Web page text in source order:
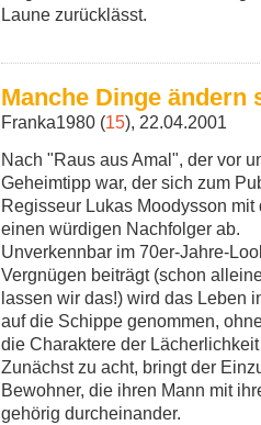
Laune zurücklässt.
Manche Dinge ändern
Franka1980 (15), 22.04.2001
Nach "Raus aus Amal", der vor
Geheimtipp war, der sich zum
Regisseur Lukas Moodysson
einen würdigen Nachfolger ab.
Unverkennbar im 70er-Jahre-
Vergnügen beiträgt (schon
lassen wir das!) wird das Leben
auf die Schippe genommen,
die Charaktere der
Zunächst zu acht, bringt der
Bewohner, die ihren Mann mit
gehörig durcheinander.